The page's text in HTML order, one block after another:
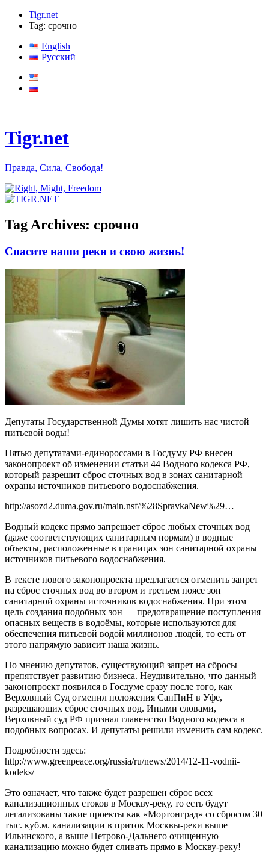
Tigr.net
Tag: срочно
English
Русский
Tigr.net
Правда, Сила, Свобода!
Tag Archives: срочно
Спасите наши реки и свою жизнь!
Депутаты Государственной Думы хотят лишить нас чистой
питьевой воды!
Пятью депутатами-единороссами в Госдуму РФ внесен
законопроект об изменении статьи 44 Водного кодекса РФ,
который разрешит сброс сточных вод в зонах санитарной
охраны источников питьевого водоснабжения.
http://asozd2.duma.gov.ru/main.nsf/%28SpravkaNew%29…
Водный кодекс прямо запрещает сброс любых сточных вод
(даже соответствующих санитарным нормам) в водные
объекты, расположенные в границах зон санитарной охраны
источников питьевого водоснабжения.
В тексте нового законопроекта предлагается отменить запрет
на сброс сточных вод во втором и третьем поясе зон
санитарной охраны источников водоснабжения. При этом
цель создания подобных зон — предотвращение поступления
опасных веществ в водоёмы, которые используются для
обеспечения питьевой водой миллионов людей, то есть от
этого напрямую зависит наша жизнь.
По мнению депутатов, существующий запрет на сбросы
препятствует развитию бизнеса. Неудивительно, что данный
законопроект появился в Госдуме сразу после того, как
Верховный Суд отменил положения СанПиН в Уфе,
разрешающих сброс сточных вод. Иными словами,
Верховный суд РФ признал главенство Водного кодекса в
подобных вопросах. И депутаты решили изменить сам кодекс.
Подробности здесь:
http://www.greenpeace.org/russia/ru/news/2014/12-11-vodnii-
kodeks/
Это означает, что также будет разрешен сброс всех
канализационных стоков в Москву-реку, то есть будут
легализованы такие проекты как «Мортонград» со сбросом 30
тыс. куб.м. канализации в приток Москвы-реки выше
Ильинского, а выше Петрово-Дальнего очищенную
канализацию можно будет сливать прямо в Москву-реку!